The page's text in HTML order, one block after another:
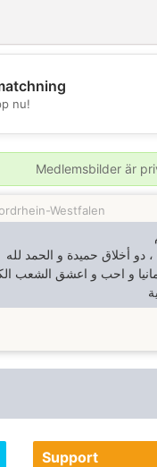
nu!
Medlemsbilder är
Westfalen
أخلاق حميدة و الحمد لله
و احب و اعشق الشعب
Support